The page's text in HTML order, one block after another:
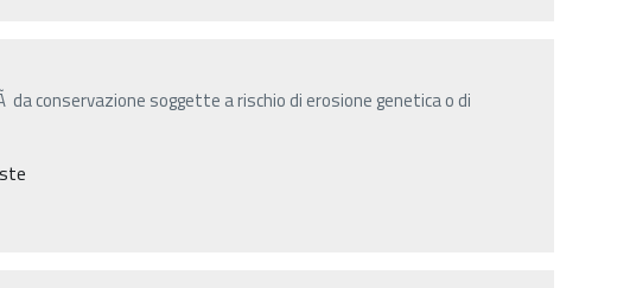
conservazione soggette a rischio di erosione genetica o di